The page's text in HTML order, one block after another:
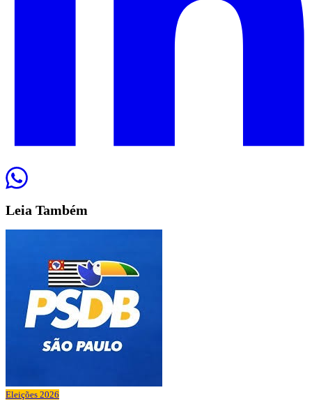
Leia Também
Eleições 2026